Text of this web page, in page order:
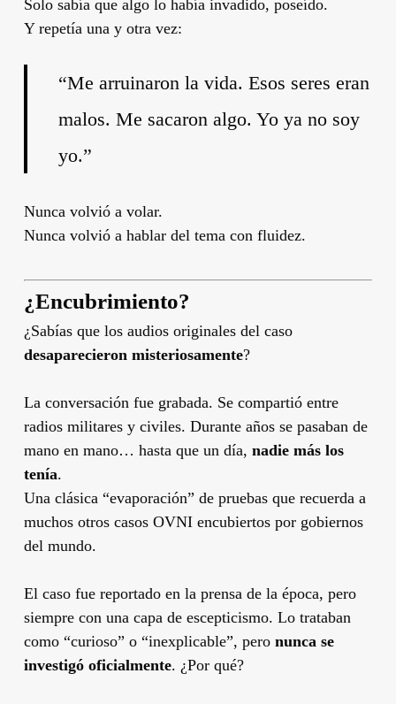
Solo sabía que algo lo había invadido, poseído.
Y repetía una y otra vez:
“Me arruinaron la vida. Esos seres eran
malos. Me sacaron algo. Yo ya no soy
yo.”
Nunca volvió a volar.
Nunca volvió a hablar del tema con fluidez.
¿Encubrimiento?
¿Sabías que los audios originales del caso
desaparecieron misteriosamente?
La conversación fue grabada. Se compartió entre
radios militares y civiles. Durante años se pasaban de
mano en mano… hasta que un día, nadie más los
tenía.
Una clásica “evaporación” de pruebas que recuerda a
muchos otros casos OVNI encubiertos por gobiernos
del mundo.
El caso fue reportado en la prensa de la época, pero
siempre con una capa de escepticismo. Lo trataban
como “curioso” o “inexplicable”, pero nunca se
investigó oficialmente. ¿Por qué?